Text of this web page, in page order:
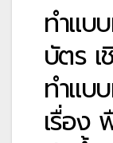
ทำแบ
บัตร
ทำแบ
เรื่อง